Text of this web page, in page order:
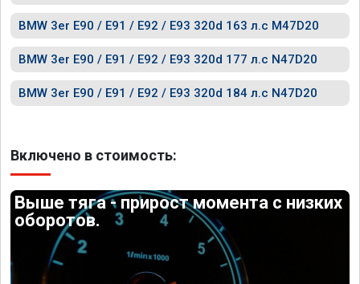
BMW 3er E90 / E91 / E92 / E93 320d 163 л.с M47D20
BMW 3er E90 / E91 / E92 / E93 320d 177 л.с N47D20
BMW 3er E90 / E91 / E92 / E93 320d 184 л.с N47D20
Включено в стоимость:
Выше тяга - прирост момента с низких
оборотов.